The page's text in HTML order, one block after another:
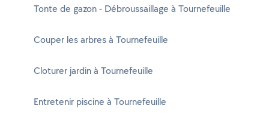
Tonte de gazon - Débroussaillage à Tournefeuille
Couper les arbres à Tournefeuille
Cloturer jardin à Tournefeuille
Entretenir piscine à Tournefeuille